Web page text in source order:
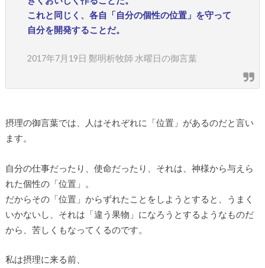
これと同じく、各自「自分の個性の位置」を守って
自分を開発することだ。
2017年7月19日 鄭明析牧師 水曜日の御言葉
摂理の御言葉では、人はそれぞれに「位置」があるのだと言い
ます。
自分の仕事だったり、使命だったり、それは、神様から与えら
れた個性の「位置」。
だからその「位置」からずれたことをしようとすると、うまく
いかないし、それは「違う果物」になろうとするようなものだ
から、苦しくもなってくるのです。
私は摂理に来る前、